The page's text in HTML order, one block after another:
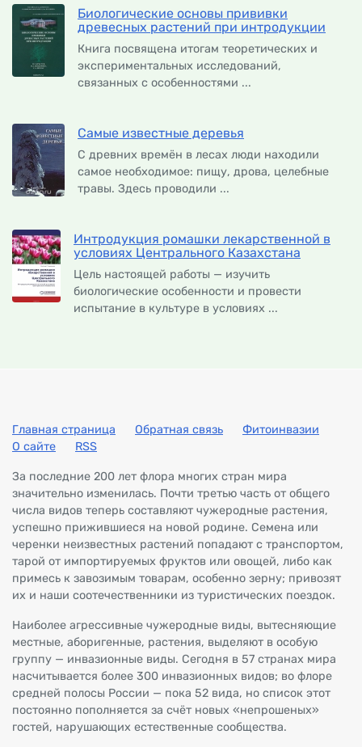
Биологические основы прививки
древесных растений при интродукции
Книга посвящена итогам теоретических и
экспериментальных исследований,
связанных с особенностями ...
Самые известные деревья
С древних времён в лесах люди находили
самое необходимое: пищу, дрова, целебные
травы. Здесь проводили ...
Интродукция ромашки лекарственной в
условиях Центрального Казахстана
Цель настоящей работы — изучить
биологические особенности и провести
испытание в культуре в условиях ...
Главная страница Обратная связь
Фитоинвазии
О сайте
RSS
За последние 200 лет флора многих стран мира
значительно изменилась. Почти третью часть от общего
числа видов теперь составляют чужеродные растения,
успешно прижившиеся на новой родине. Семена или
черенки неизвестных растений попадают с транспортом,
тарой от импортируемых фруктов или овощей, либо как
примесь к завозимым товарам, особенно зерну; привозят
их и наши соотечественники из туристических поездок.
Наиболее агрессивные чужеродные виды, вытесняющие
местные, аборигенные, растения, выделяют в особую
группу — инвазионные виды. Сегодня в 57 странах мира
насчитывается более 300 инвазионных видов; во флоре
средней полосы России — пока 52 вида, но список этот
постоянно пополняется за счёт новых «непрошеных»
гостей, нарушающих естественные сообщества.